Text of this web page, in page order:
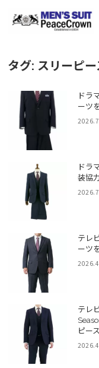
タグ: スリーピ
ドラ
ーツ
ドラ
装協
テレ
ーツ
テレ
ピー